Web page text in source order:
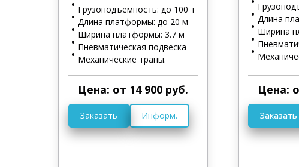
Грузоподъемность: до 100 т
Длина платформы: до 20 м
Ширина платформы: 3.7 м
Пневматическая подвеска
Механические трапы.
Цена: от 14 900 руб.
Заказать Информ.
Длина
Ширина
Цена:
Заказать